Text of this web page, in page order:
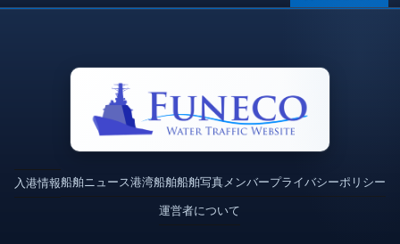
入港情報船舶ニュース港湾船舶船舶写真メンバープライバシーポリシー
運営者について